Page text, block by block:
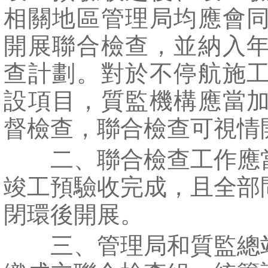
相關地區管理局均應會
開展聯合檢查，並納入
查計劃。對於不停航施
設項目，質監機構應當
督檢查，聯合檢查可視情
二、聯合檢查工作應
竣工預驗收完成，且全部
閉環後開展。
三、管理局和質監總